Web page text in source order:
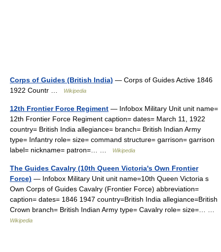
Corps of Guides (British India) — Corps of Guides Active 1846
1922 Countr …
Wikipedia
12th Frontier Force Regiment — Infobox Military Unit unit name=
12th Frontier Force Regiment caption= dates= March 11, 1922
country= British India allegiance= branch= British Indian Army
type= Infantry role= size= command structure= garrison= garrison
label= nickname= patron=… …
Wikipedia
The Guides Cavalry (10th Queen Victoria's Own Frontier
Force) — Infobox Military Unit unit name=10th Queen Victoria s
Own Corps of Guides Cavalry (Frontier Force) abbreviation=
caption= dates= 1846 1947 country=British India allegiance=British
Crown branch= British Indian Army type= Cavalry role= size=… …
Wikipedia